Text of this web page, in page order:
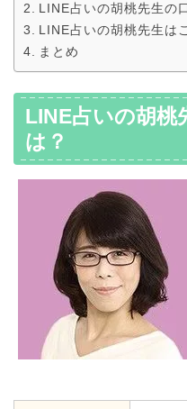
LINE占いの胡桃先生の
LINE占いの胡桃先生は
まとめ
LINE占いの胡桃
は？